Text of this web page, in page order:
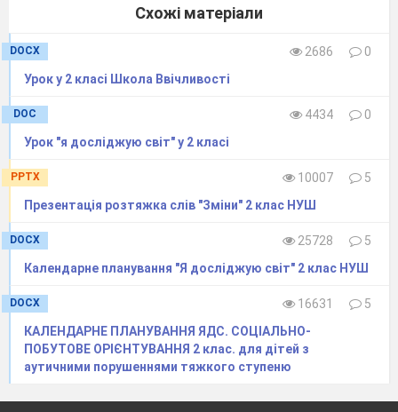
Схожі матеріали
DOCX 2686
0
Урок у 2 класі Школа Ввічливості
DOC 4434
0
Урок "я досліджую світ" у 2 класі
PPTX 10007
5
Презентація розтяжка слів "Зміни" 2 клас НУШ
DOCX 25728
5
Календарне планування "Я досліджую світ" 2 клас НУШ
DOCX 16631
5
КАЛЕНДАРНЕ ПЛАНУВАННЯ ЯДС. СОЦІАЛЬНО-
ПОБУТОВЕ ОРІЄНТУВАННЯ 2 клас. для дітей з
аутичними порушеннями тяжкого ступеню